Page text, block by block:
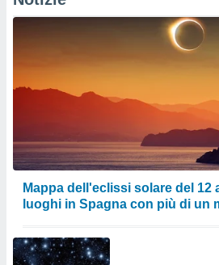
Mappa dell'eclissi solare del 12
luoghi in Spagna con più di un